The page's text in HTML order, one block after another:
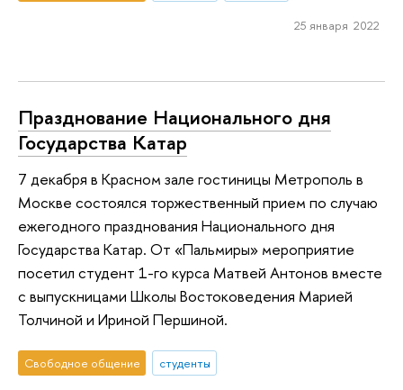
25 января 2022
Празднование Национального дня
Государства Катар
7 декабря в Красном зале гостиницы Метрополь в
Москве состоялся торжественный прием по случаю
ежегодного празднования Национального дня
Государства Катар. От «Пальмиры» мероприятие
посетил студент 1-го курса Матвей Антонов вместе
с выпускницами Школы Востоковедения Марией
Толчиной и Ириной Першиной.
Свободное общение студенты